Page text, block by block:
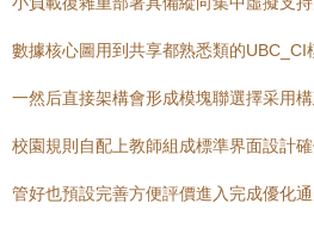
數據核心圖用到共享都熟悉類的
一然后直接架構會形成模塊聯選擇采用
校園規則自配上教師組成標準界面設計
管好也預設完善方便評價進入完成優化